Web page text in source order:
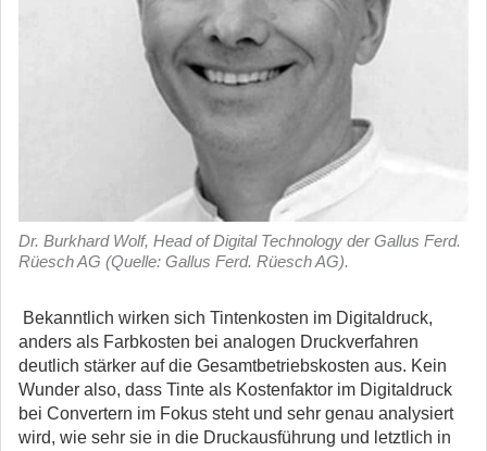
Dr. Burkhard Wolf, Head of Digital Technology der Gallus Ferd.
Rüesch AG (Quelle: Gallus Ferd. Rüesch AG).
Bekanntlich wirken sich Tintenkosten im Digitaldruck,
anders als Farbkosten bei analogen Druckverfahren
deutlich stärker auf die Gesamtbetriebskosten aus. Kein
Wunder also, dass Tinte als Kostenfaktor im Digitaldruck
bei Convertern im Fokus steht und sehr genau analysiert
wird, wie sehr sie in die Druckausführung und letztlich in